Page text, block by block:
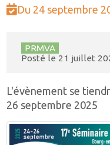
Du 24 septembre
PRMVA
Posté le 21 juillet
L'évènement se
26 septembre 2025